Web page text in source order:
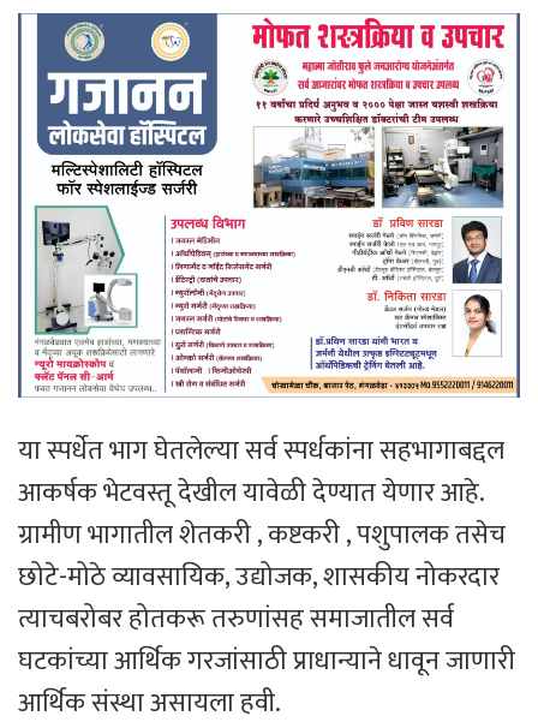
या स्पर्धेत भाग घेतलेल्या सर्व स्पर्धकांना सहभागाबद्दल
आकर्षक भेटवस्तू देखील यावेळी देण्यात येणार आहे.
ग्रामीण भागातील शेतकरी , कष्टकरी , पशुपालक तसेच
छोटे-मोठे व्यावसायिक, उद्योजक, शासकीय नोकरदार
त्याचबरोबर होतकरू तरुणांसह समाजातील सर्व
घटकांच्या आर्थिक गरजांसाठी प्राधान्याने धावून जाणारी
आर्थिक संस्था असायला हवी.